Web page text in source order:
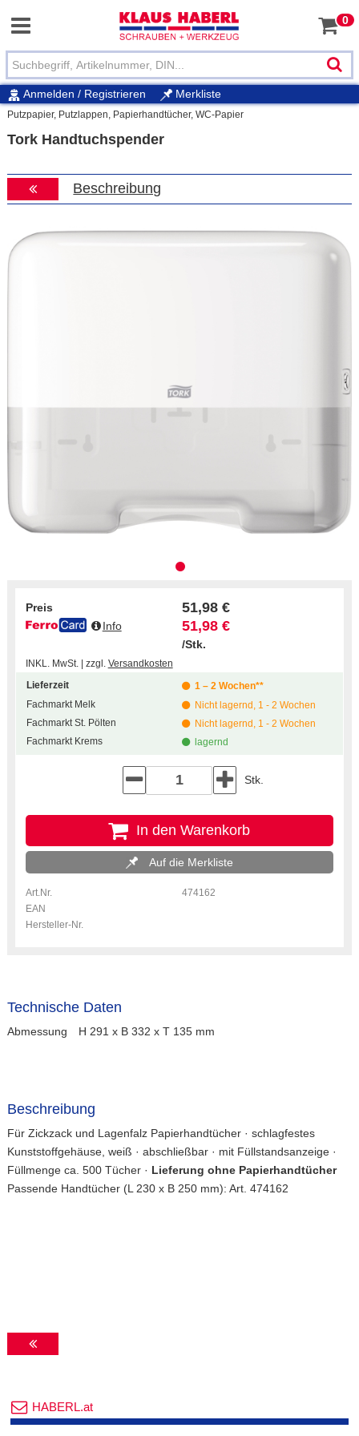
0
Anmelden / Registrieren Merkliste
Putzpapier, Putzlappen, Papierhandtücher, WC-Papier
Tork Handtuchspender
Beschreibung
Preis 51,98 €
Info 51,98 €
/Stk.
INKL. MwSt. | zzgl. Versandkosten
Lieferzeit
1 – 2 Wochen**
Fachmarkt Melk
Nicht lagernd, 1 - 2 Wochen
Fachmarkt St. Pölten
Nicht lagernd, 1 - 2 Wochen
Fachmarkt Krems
lagernd
Stk.
In den Warenkorb
Auf die Merkliste
Art.Nr.
474162
EAN
Hersteller-Nr.
Technische Daten
Abmessung H 291 x B 332 x T 135 mm
Beschreibung
Für Zickzack und Lagenfalz Papierhandtücher · schlagfestes
Kunststoffgehäuse, weiß · abschließbar · mit Füllstandsanzeige ·
Füllmenge ca. 500 Tücher · Lieferung ohne Papierhandtücher
Passende Handtücher (L 230 x B 250 mm): Art. 474162
HABERL.at